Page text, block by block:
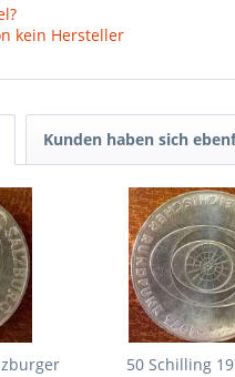
kein Hersteller
Kunden haben sich
50 Schilling